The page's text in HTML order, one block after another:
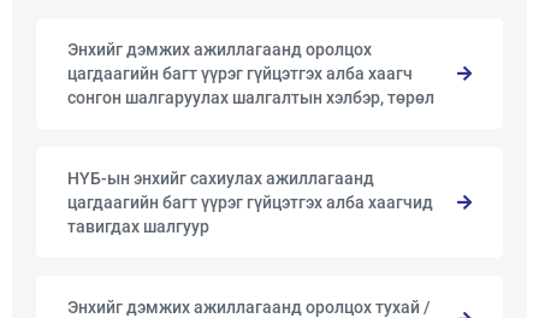
Энхийг дэмжих ажиллагаанд оролцох
цагдаагийн багт үүрэг гүйцэтгэх алба хаагч
сонгон шалгаруулах шалгалтын хэлбэр, төрөл
НҮБ-ын энхийг сахиулах ажиллагаанд
цагдаагийн багт үүрэг гүйцэтгэх алба хаагчид
тавигдах шалгуур
Энхийг дэмжих ажиллагаанд оролцох тухай /